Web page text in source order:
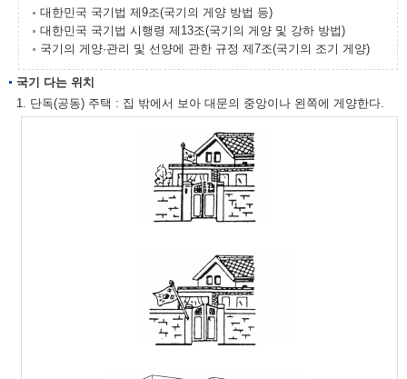
대한민국 국기법 제9조(국기의 게양 방법 등)
대한민국 국기법 시행령 제13조(국기의 게양 및 강하 방법)
국기의 게양·관리 및 선양에 관한 규정 제7조(국기의 조기 게양)
국기 다는 위치
1. 단독(공동) 주택 : 집 밖에서 보아 대문의 중앙이나 왼쪽에 게양한다.